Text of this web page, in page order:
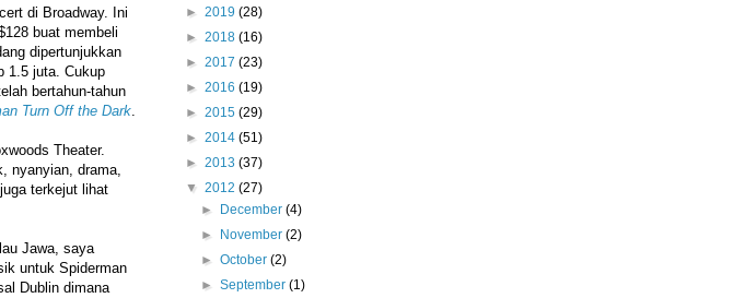
di Broadway. Ini
buat membeli
dipertunjukkan
1.5 juta. Cukup
bertahun-tahun
Turn Off the Dark.
Theater.
nyanyian, drama,
terkejut lihat
Jawa, saya
untuk Spiderman
Dublin dimana
► 2019 (28)
► 2018 (16)
► 2017 (23)
► 2016 (19)
► 2015 (29)
► 2014 (51)
► 2013 (37)
▼ 2012 (27)
►
December(4)
►
November(2)
►October(2)
►September(1)